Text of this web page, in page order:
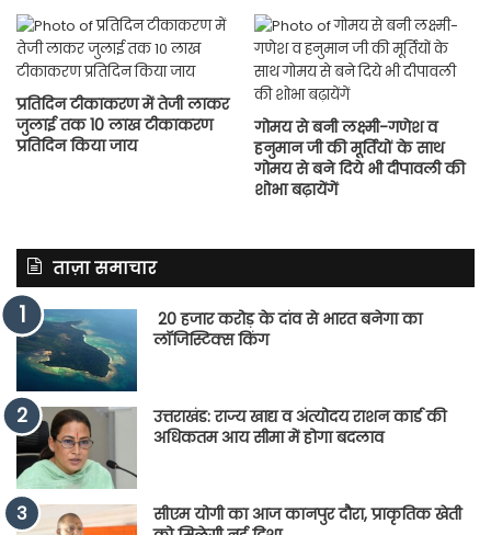
प्रतिदिन टीकाकरण में तेजी लाकर
जुलाई तक 10 लाख टीकाकरण
प्रतिदिन किया जाय
गोमय से बनी लक्ष्मी-गणेश व
हनुमान जी की मूर्तियों के साथ
गोमय से बने दिये भी दीपावली की
शोभा बढ़ायेंगें
ताज़ा समाचार
20 हजार करोड़ के दांव से भारत बनेगा का
लॉजिस्टिक्स किंग
उत्तराखंड: राज्य खाद्य व अंत्योदय राशन कार्ड की
अधिकतम आय सीमा में होगा बदलाव
सीएम योगी का आज कानपुर दौरा, प्राकृतिक खेती